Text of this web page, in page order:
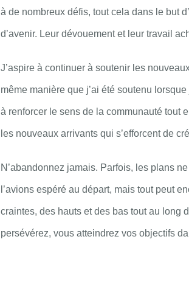
à de nombreux défis, tout cela dans le but
d’avenir. Leur dévouement et leur travail
J’aspire à continuer à soutenir les
même manière que j’ai été soutenu
à renforcer le sens de la communauté tout
les nouveaux arrivants qui s’efforcent de
N’abandonnez jamais. Parfois, les plans
l’avions espéré au départ, mais tout peut
craintes, des hauts et des bas tout au long
persévérez, vous atteindrez vos objectifs